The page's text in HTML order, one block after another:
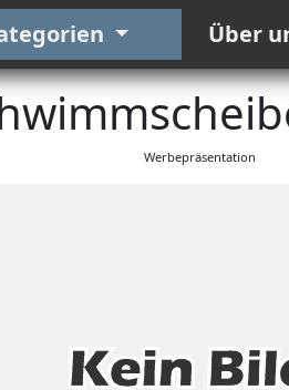
Über
Werbepräsentation